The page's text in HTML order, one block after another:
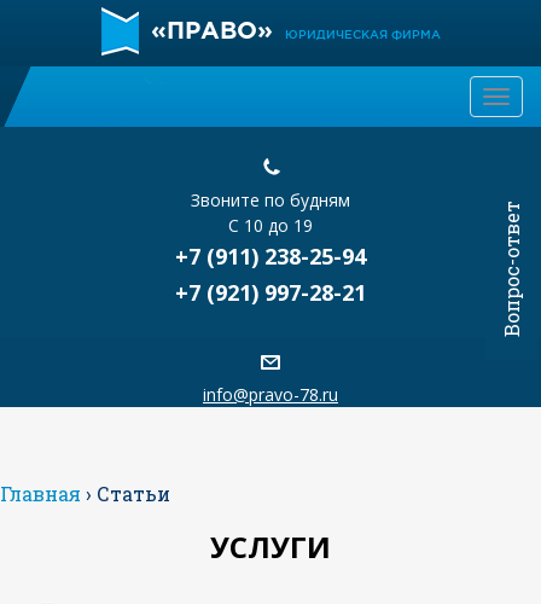
«ПРАВО» ЮРИДИЧЕСКАЯ ФИРМА
Звоните по будням
С 10 до 19
+7 (911) 238-25-94
+7 (921) 997-28-21
info@pravo-78.ru
Главная › Статьи
УСЛУГИ
Вопрос-ответ